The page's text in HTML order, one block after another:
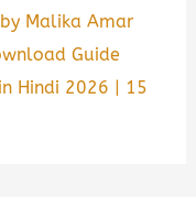
Malika Amar
Guide
Hindi 2026 | 15